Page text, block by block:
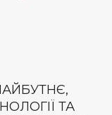
ТА